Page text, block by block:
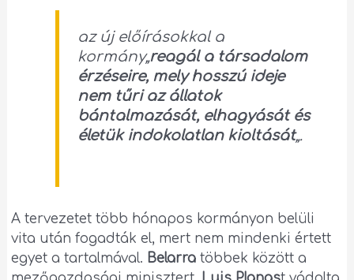
az új előírásokkal a
kormány„reagál a társadalom
érzéseire, mely hosszú ideje
nem tűri az állatok
bántalmazását, elhagyását és
életük indokolatlan kioltását„.
A tervezetet több hónapos kormányon belüli
vita után fogadták el, mert nem mindenki értett
egyet a tartalmával. Belarra többek között a